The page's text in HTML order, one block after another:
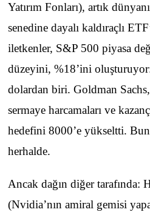
Yatırım Fonları), artık
senedine dayalı kaldıraçlı
iletkenler, S&P 500 piyasa
düzeyini, %18’ini
dolardan biri. Goldman
sermaye harcamaları ve
hedefini 8000’e yükseltti.
herhalde.
Ancak dağın diğer tarafında:
(Nvidia’nın amiral gemisi